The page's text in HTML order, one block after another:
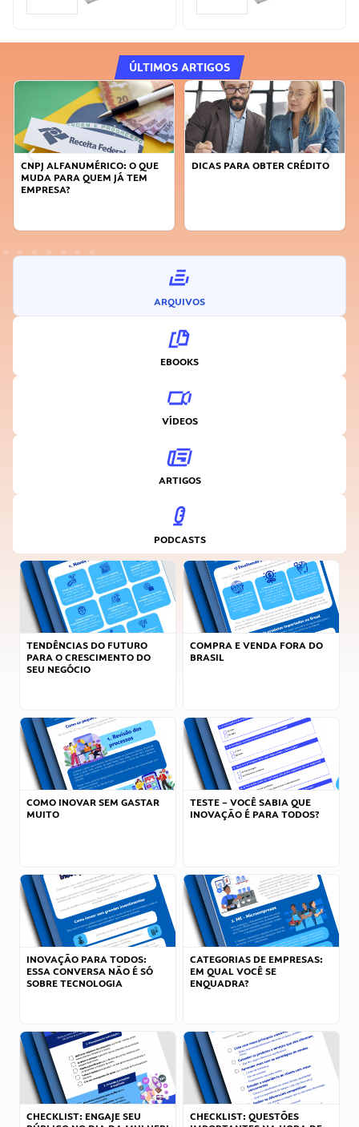
ÚLTIMOS ARTIGOS
CNPJ ALFANUMÉRICO: O QUE
MUDA PARA QUEM JÁ TEM
EMPRESA?
DICAS PARA OBTER CRÉDITO
ARQUIVOS
EBOOKS
VÍDEOS
ARTIGOS
PODCASTS
TENDÊNCIAS DO FUTURO
PARA O CRESCIMENTO DO
SEU NEGÓCIO
COMPRA E VENDA FORA DO
BRASIL
COMO INOVAR SEM GASTAR
MUITO
TESTE – VOCÊ SABIA QUE
INOVAÇÃO É PARA TODOS?
INOVAÇÃO PARA TODOS:
ESSA CONVERSA NÃO É SÓ
SOBRE TECNOLOGIA
CATEGORIAS DE EMPRESAS:
EM QUAL VOCÊ SE
ENQUADRA?
CHECKLIST: ENGAJE SEU
CHECKLIST: QUESTÕES